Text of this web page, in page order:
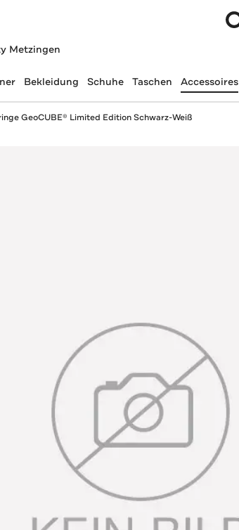
Metzingen
Bekleidung Schuhe Taschen Accessoires
GeoCUBE® Limited Edition Schwarz-Weiß